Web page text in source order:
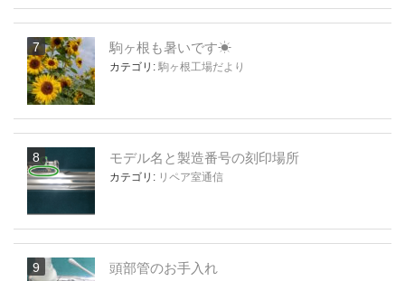
駒ヶ根も暑いです☀
カテゴリ: 駒ヶ根工場だより
モデル名と製造番号の刻印場所
カテゴリ: リペア室通信
頭部管のお手入れ